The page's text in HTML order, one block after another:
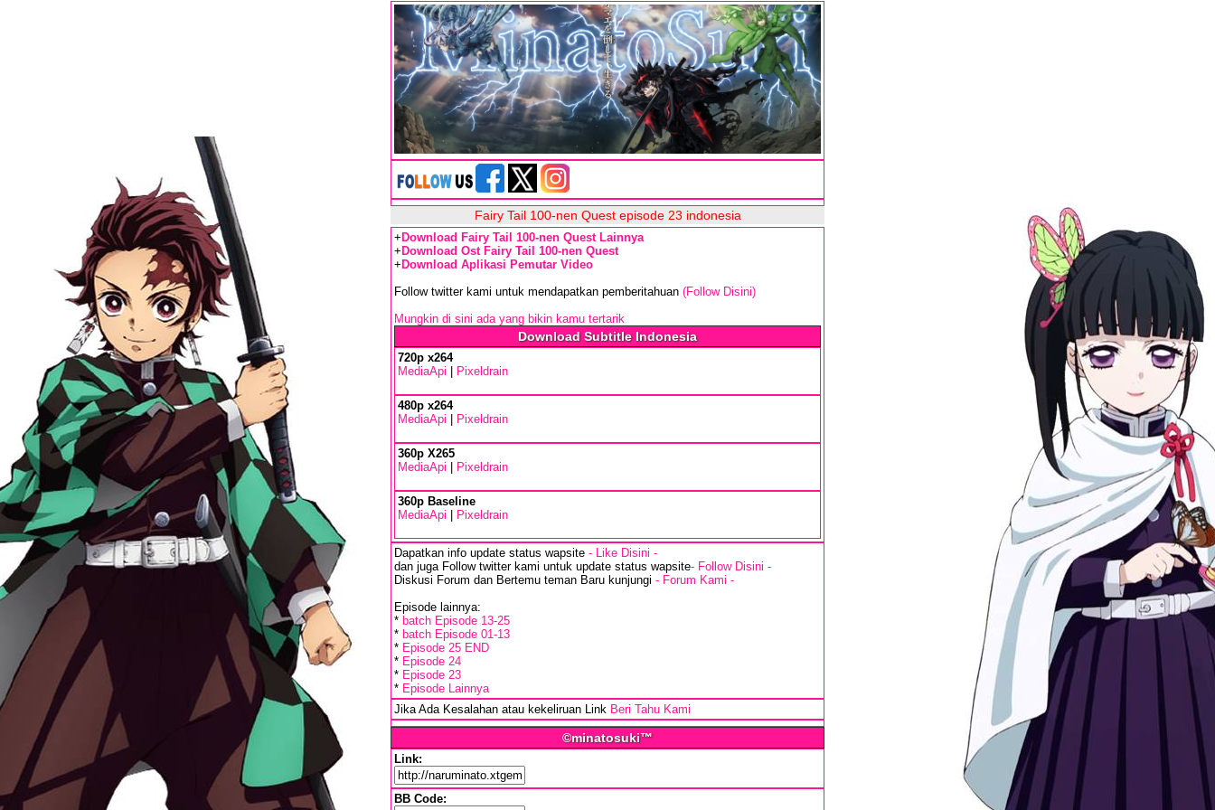
Fairy Tail 100-nen Quest episode 23 indonesia
+ Download Fairy Tail 100-nen Quest Lainnya
+ Download Ost Fairy Tail 100-nen Quest
+ Download Aplikasi Pemutar Video
Follow twitter kami untuk mendapatkan pemberitahuan (Follow Disini)
Mungkin di sini ada yang bikin kamu tertarik
Download Subtitle Indonesia
720p x264
MediaApi
Pixeldrain
480p x264
MediaApi
Pixeldrain
360p X265
MediaApi
Pixeldrain
360p Baseline
MediaApi
Pixeldrain
Dapatkan info update status wapsite - Like Disini -
dan juga Follow twitter kami untuk update status wapsite- Follow Disini -
Diskusi Forum dan Bertemu teman Baru kunjungi - Forum Kami -
Episode lainnya:
* batch Episode 13-25
* batch Episode 01-13
* Episode 25 END
* Episode 24
* Episode 23
* Episode Lainnya
Jika Ada Kesalahan atau kekeliruan Link Beri Tahu Kami
©minatosuki™
Link:
BB Code: